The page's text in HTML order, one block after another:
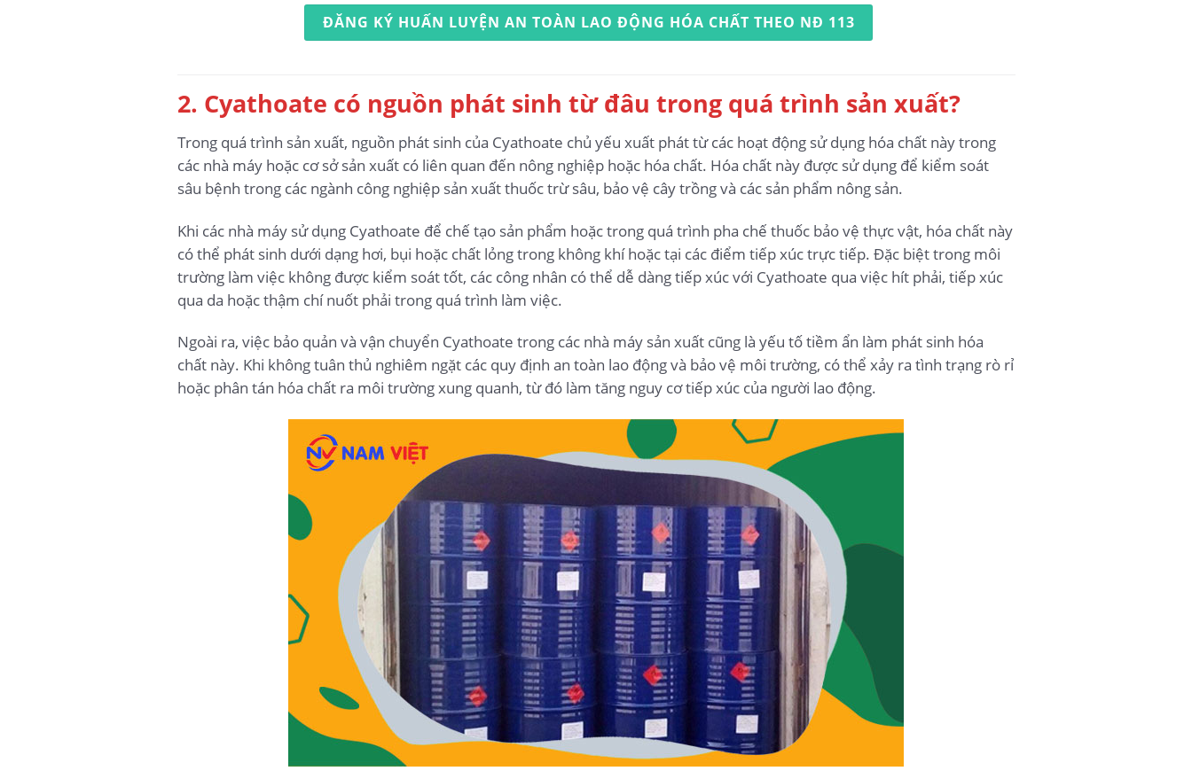
ĐĂNG KÝ HUẤN LUYỆN AN TOÀN LAO ĐỘNG HÓA CHẤT THEO NĐ 113
2. Cyathoate có nguồn phát sinh từ đâu trong quá trình sản xuất?
Trong quá trình sản xuất, nguồn phát sinh của Cyathoate chủ yếu xuất phát từ các hoạt động sử dụng hóa chất này trong
các nhà máy hoặc cơ sở sản xuất có liên quan đến nông nghiệp hoặc hóa chất. Hóa chất này được sử dụng để kiểm soát
sâu bệnh trong các ngành công nghiệp sản xuất thuốc trừ sâu, bảo vệ cây trồng và các sản phẩm nông sản.
Khi các nhà máy sử dụng Cyathoate để chế tạo sản phẩm hoặc trong quá trình pha chế thuốc bảo vệ thực vật, hóa chất này
có thể phát sinh dưới dạng hơi, bụi hoặc chất lỏng trong không khí hoặc tại các điểm tiếp xúc trực tiếp. Đặc biệt trong môi
trường làm việc không được kiểm soát tốt, các công nhân có thể dễ dàng tiếp xúc với Cyathoate qua việc hít phải, tiếp xúc
qua da hoặc thậm chí nuốt phải trong quá trình làm việc.
Ngoài ra, việc bảo quản và vận chuyển Cyathoate trong các nhà máy sản xuất cũng là yếu tố tiềm ẩn làm phát sinh hóa
chất này. Khi không tuân thủ nghiêm ngặt các quy định an toàn lao động và bảo vệ môi trường, có thể xảy ra tình trạng rò rỉ
hoặc phân tán hóa chất ra môi trường xung quanh, từ đó làm tăng nguy cơ tiếp xúc của người lao động.